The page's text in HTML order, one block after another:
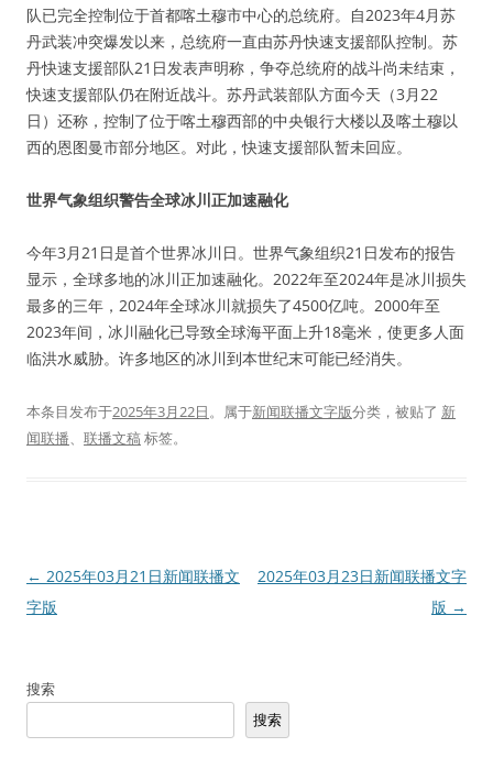
队已完全控制位于首都喀土穆市中心的总统府。自2023年4月苏
丹武装冲突爆发以来，总统府一直由苏丹快速支援部队控制。苏
丹快速支援部队21日发表声明称，争夺总统府的战斗尚未结束，
快速支援部队仍在附近战斗。苏丹武装部队方面今天（3月22
日）还称，控制了位于喀土穆西部的中央银行大楼以及喀土穆以
西的恩图曼市部分地区。对此，快速支援部队暂未回应。
世界气象组织警告全球冰川正加速融化
今年3月21日是首个世界冰川日。世界气象组织21日发布的报告
显示，全球多地的冰川正加速融化。2022年至2024年是冰川损失
最多的三年，2024年全球冰川就损失了4500亿吨。2000年至
2023年间，冰川融化已导致全球海平面上升18毫米，使更多人面
临洪水威胁。许多地区的冰川到本世纪末可能已经消失。
本条目发布于2025年3月22日。属于新闻联播文字版分类，被贴了 新
闻联播、 联播文稿标签。
文
章
← 2025年03月21日新闻联播文
字版
2025年03月23日新闻联播文字
版 →
搜索
搜索